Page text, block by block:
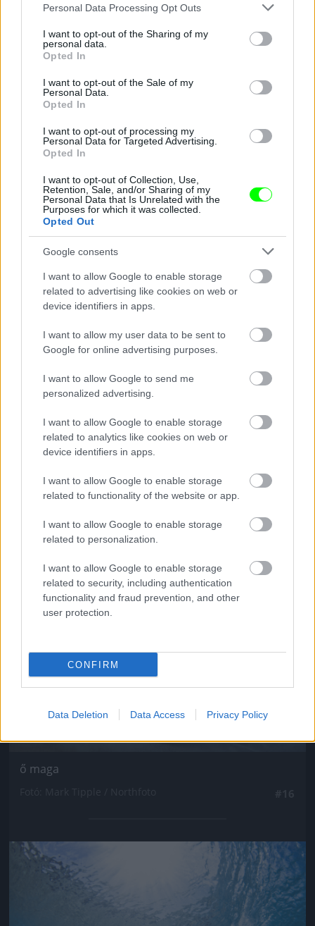
Please note that this website/app uses one or more Google
not limited to your visit or usage behaviour. You may click to
grant or deny consent to Google and its third-party tags to
use your data for below specified purposes in below Google
consent section.
Personal Data Processing Opt Outs
I want to opt-out of the Sharing of my
personal data.
Opted In
I want to opt-out of the Sale of my
Personal Data.
Opted In
I want to opt-out of processing my
Personal Data for Targeted Advertising.
Opted In
I want to opt-out of Collection, Use,
Retention, Sale, and/or Sharing of my
Personal Data that Is Unrelated with the
Purposes for which it was collected.
Opted Out
Google consents
I want to allow Google to enable storage
related to advertising like cookies on web or
device identifiers in apps.
I want to allow my user data to be sent to
Google for online advertising purposes.
I want to allow Google to send me
personalized advertising.
I want to allow Google to enable storage
related to analytics like cookies on web or
device identifiers in apps.
I want to allow Google to enable storage
related to functionality of the website or app.
I want to allow Google to enable storage
related to personalization.
I want to allow Google to enable storage
related to security, including authentication
functionality and fraud prevention, and other
user protection.
CONFIRM
Data Deletion Data Access Privacy Policy
jövője nincs
Fotó: Mark Tipple / Northfoto
Jön még kép!
és multja sincs,
Fotó: Mark Tipple / Northfoto
Jön még kép!
ő maga